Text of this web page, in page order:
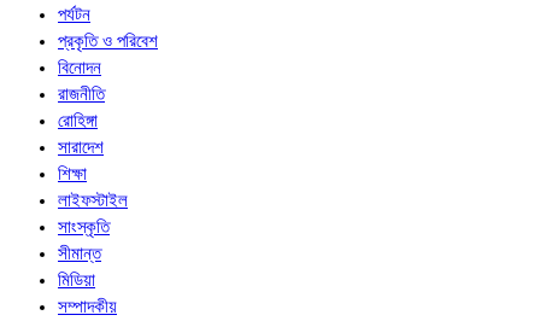
পর্যটন
প্রকৃতি ও পরিবেশ
বিনোদন
রাজনীতি
রোহিঙ্গা
সারাদেশ
শিক্ষা
লাইফস্টাইল
সাংস্কৃতি
সীমান্ত
মিডিয়া
সম্পাদকীয়